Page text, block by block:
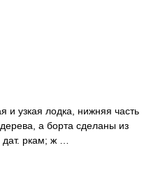
узкая лодка, нижняя часть
а борта сделаны из
дат. ркам; ж …